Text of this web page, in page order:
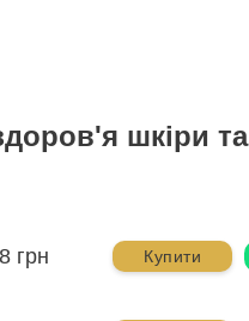
шкіри та
грн Купити